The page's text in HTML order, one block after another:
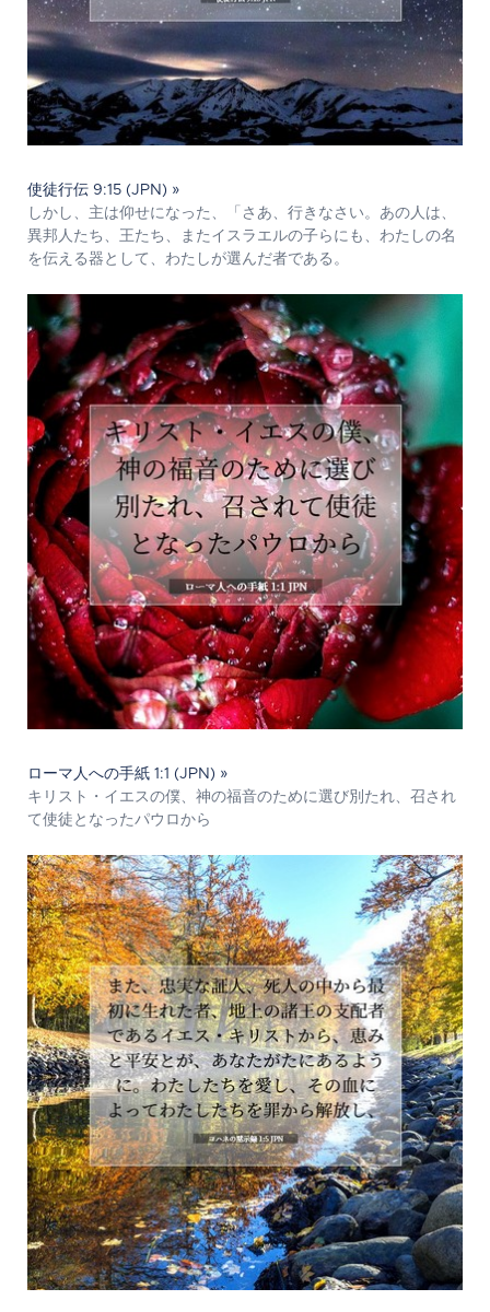
使徒行伝 9:15 (JPN) »
しかし、主は仰せになった、「さあ、行きなさい。あの人は、
異邦人たち、王たち、またイスラエルの子らにも、わたしの名
を伝える器として、わたしが選んだ者である。
ローマ人への手紙 1:1 (JPN) »
キリスト・イエスの僕、神の福音のために選び別たれ、召され
て使徒となったパウロから